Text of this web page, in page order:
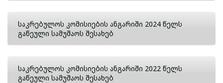
საკრებულოს კომისიების ანგარიში 2024 წელს
გაწეული სამუშაოს შესახებ
საკრებულოს კომისიების ანგარიში 2022 წელს
გაწეული სამუშაოს შესახებ